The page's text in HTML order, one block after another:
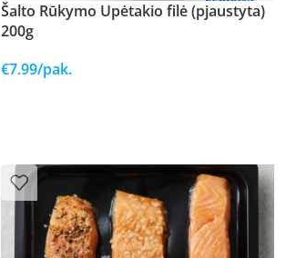
Šalto Rūkymo Upėtakio filė (pjaustyta)
200g
€7.99/pak.